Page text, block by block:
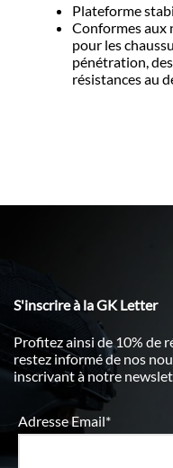
Plateforme
Conformes aux
pour les
pénétration,
résistances au
S'inscrire à la GK Letter
Profitez ainsi de 10% de
restez informé de nos
inscrivant à notre
Adresse Email*